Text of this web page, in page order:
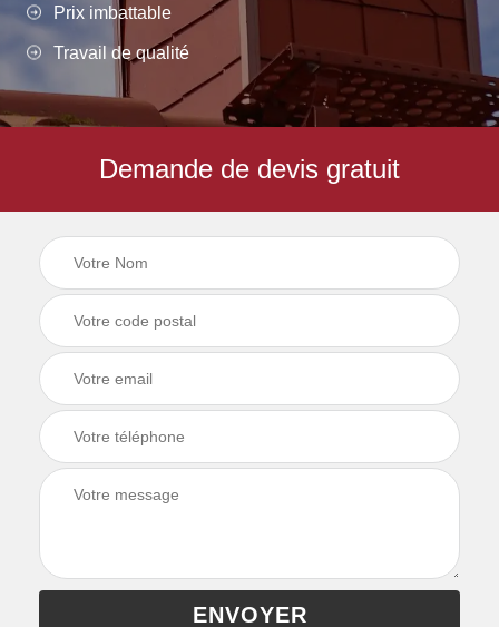
Prix imbattable
Travail de qualité
Demande de devis gratuit